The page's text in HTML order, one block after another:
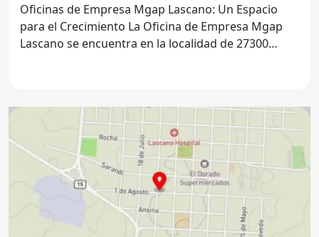
Oficinas de Empresa Mgap Lascano: Un Espacio
para el Crecimiento La Oficina de Empresa Mgap
Lascano se encuentra en la localidad de 27300